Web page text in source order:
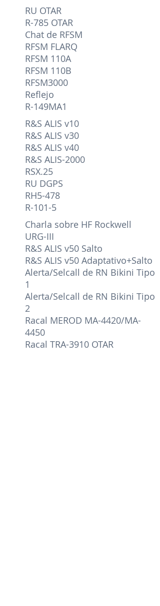
RU OTAR
R-785 OTAR
Chat de RFSM
RFSM FLARQ
RFSM 110A
RFSM 110B
RFSM3000
Reflejo
R-149MA1
R&S ALIS v10
R&S ALIS v30
R&S ALIS v40
R&S ALIS-2000
RSX.25
RU DGPS
RH5-478
R-101-5
Charla sobre HF Rockwell
URG-III
R&S ALIS v50 Salto
R&S ALIS v50 Adaptativo+Salto
Alerta/Selcall de RN Bikini Tipo
1
Alerta/Selcall de RN Bikini Tipo
2
Racal MEROD MA-4420/MA-
4450
Racal TRA-3910 OTAR